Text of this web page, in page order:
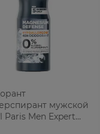
мужской
Paris Men Expert